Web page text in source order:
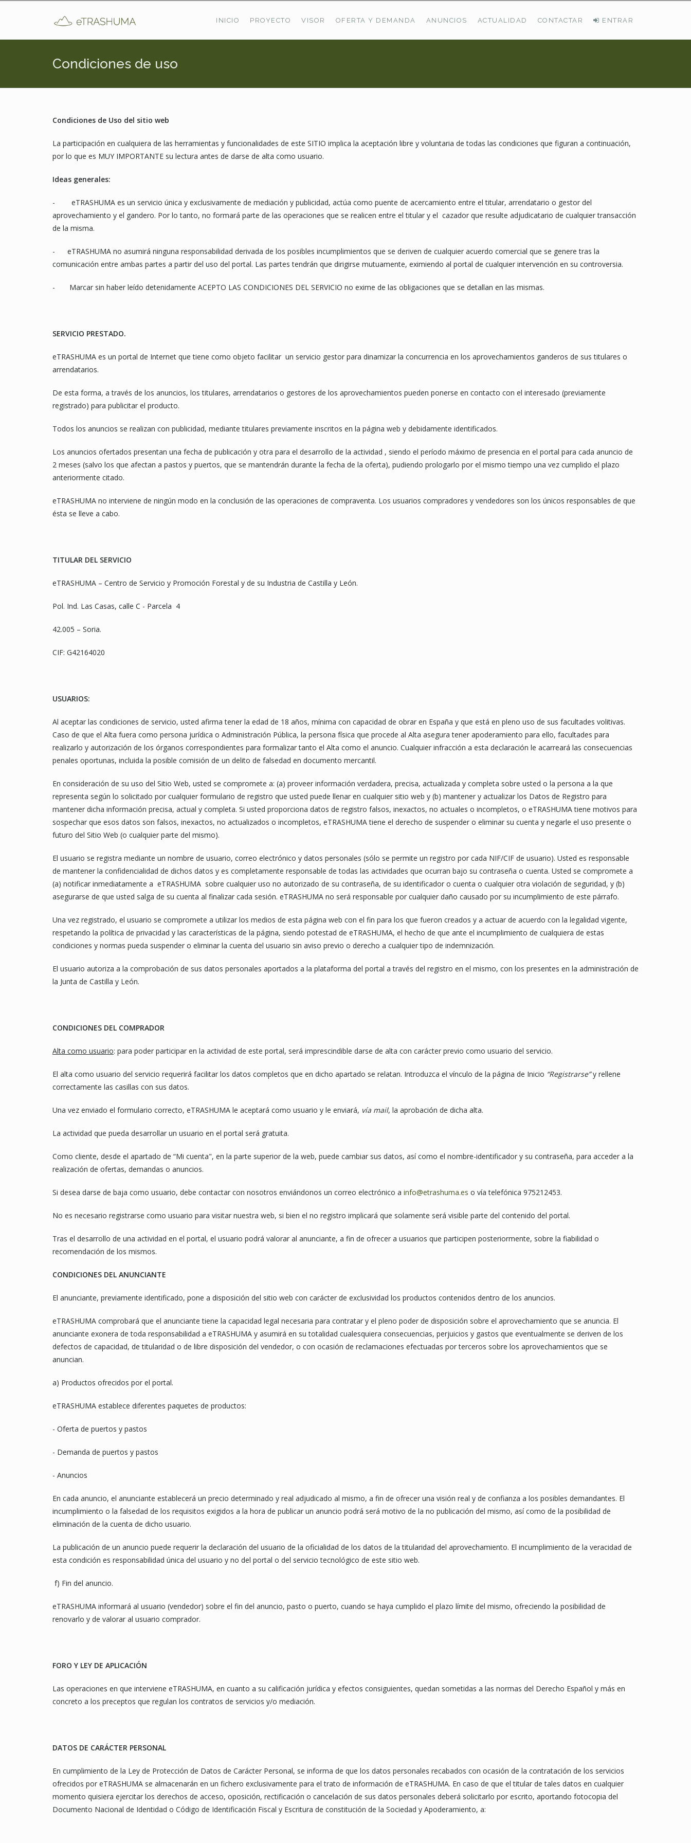
INICIO PROYECTO VISOR OFERTA Y DEMANDA ANUNCIOS ACTUALIDAD CONTACTAR ENTRAR
Condiciones de uso
Condiciones de Uso del sitio web
La participación en cualquiera de las herramientas y funcionalidades de este SITIO implica la aceptación libre y voluntaria de todas las condiciones que figuran a continuación,
por lo que es MUY IMPORTANTE su lectura antes de darse de alta como usuario.
Ideas generales:
- eTRASHUMA es un servicio única y exclusivamente de mediación y publicidad, actúa como puente de acercamiento entre el titular, arrendatario o gestor del
aprovechamiento y el gandero. Por lo tanto, no formará parte de las operaciones que se realicen entre el titular y el cazador que resulte adjudicatario de cualquier transacción
de la misma.
- eTRASHUMA no asumirá ninguna responsabilidad derivada de los posibles incumplimientos que se deriven de cualquier acuerdo comercial que se genere tras la
comunicación entre ambas partes a partir del uso del portal. Las partes tendrán que dirigirse mutuamente, eximiendo al portal de cualquier intervención en su controversia.
- Marcar sin haber leído detenidamente ACEPTO LAS CONDICIONES DEL SERVICIO no exime de las obligaciones que se detallan en las mismas.
SERVICIO PRESTADO.
eTRASHUMA es un portal de Internet que tiene como objeto facilitar un servicio gestor para dinamizar la concurrencia en los aprovechamientos ganderos de sus titulares o
arrendatarios.
De esta forma, a través de los anuncios, los titulares, arrendatarios o gestores de los aprovechamientos pueden ponerse en contacto con el interesado (previamente
registrado) para publicitar el producto.
Todos los anuncios se realizan con publicidad, mediante titulares previamente inscritos en la página web y debidamente identificados.
Los anuncios ofertados presentan una fecha de publicación y otra para el desarrollo de la actividad , siendo el período máximo de presencia en el portal para cada anuncio de
2 meses (salvo los que afectan a pastos y puertos, que se mantendrán durante la fecha de la oferta), pudiendo prologarlo por el mismo tiempo una vez cumplido el plazo
anteriormente citado.
eTRASHUMA no interviene de ningún modo en la conclusión de las operaciones de compraventa. Los usuarios compradores y vendedores son los únicos responsables de que
ésta se lleve a cabo.
TITULAR DEL SERVICIO
eTRASHUMA – Centro de Servicio y Promoción Forestal y de su Industria de Castilla y León.
Pol. Ind. Las Casas, calle C - Parcela 4
42.005 – Soria.
CIF: G42164020
USUARIOS:
Al aceptar las condiciones de servicio, usted afirma tener la edad de 18 años, mínima con capacidad de obrar en España y que está en pleno uso de sus facultades volitivas.
Caso de que el Alta fuera como persona jurídica o Administración Pública, la persona física que procede al Alta asegura tener apoderamiento para ello, facultades para
realizarlo y autorización de los órganos correspondientes para formalizar tanto el Alta como el anuncio. Cualquier infracción a esta declaración le acarreará las consecuencias
penales oportunas, incluida la posible comisión de un delito de falsedad en documento mercantil.
En consideración de su uso del Sitio Web, usted se compromete a: (a) proveer información verdadera, precisa, actualizada y completa sobre usted o la persona a la que
representa según lo solicitado por cualquier formulario de registro que usted puede llenar en cualquier sitio web y (b) mantener y actualizar los Datos de Registro para
mantener dicha información precisa, actual y completa. Si usted proporciona datos de registro falsos, inexactos, no actuales o incompletos, o eTRASHUMA tiene motivos para
sospechar que esos datos son falsos, inexactos, no actualizados o incompletos, eTRASHUMA tiene el derecho de suspender o eliminar su cuenta y negarle el uso presente o
futuro del Sitio Web (o cualquier parte del mismo).
El usuario se registra mediante un nombre de usuario, correo electrónico y datos personales (sólo se permite un registro por cada NIF/CIF de usuario). Usted es responsable
de mantener la confidencialidad de dichos datos y es completamente responsable de todas las actividades que ocurran bajo su contraseña o cuenta. Usted se compromete a
(a) notificar inmediatamente a eTRASHUMA sobre cualquier uso no autorizado de su contraseña, de su identificador o cuenta o cualquier otra violación de seguridad, y (b)
asegurarse de que usted salga de su cuenta al finalizar cada sesión. eTRASHUMA no será responsable por cualquier daño causado por su incumplimiento de este párrafo.
Una vez registrado, el usuario se compromete a utilizar los medios de esta página web con el fin para los que fueron creados y a actuar de acuerdo con la legalidad vigente,
respetando la política de privacidad y las características de la página, siendo potestad de eTRASHUMA, el hecho de que ante el incumplimiento de cualquiera de estas
condiciones y normas pueda suspender o eliminar la cuenta del usuario sin aviso previo o derecho a cualquier tipo de indemnización.
El usuario autoriza a la comprobación de sus datos personales aportados a la plataforma del portal a través del registro en el mismo, con los presentes en la administración de
la Junta de Castilla y León.
CONDICIONES DEL COMPRADOR
Alta como usuario: para poder participar en la actividad de este portal, será imprescindible darse de alta con carácter previo como usuario del servicio.
El alta como usuario del servicio requerirá facilitar los datos completos que en dicho apartado se relatan. Introduzca el vínculo de la página de Inicio “Registrarse”y rellene
correctamente las casillas con sus datos.
Una vez enviado el formulario correcto, eTRASHUMA le aceptará como usuario y le enviará, vía mail, la aprobación de dicha alta.
La actividad que pueda desarrollar un usuario en el portal será gratuita.
Como cliente, desde el apartado de “Mi cuenta", en la parte superior de la web, puede cambiar sus datos, así como el nombre-identificador y su contraseña, para acceder a la
realización de ofertas, demandas o anuncios.
Si desea darse de baja como usuario, debe contactar con nosotros enviándonos un correo electrónico a info@etrashuma.es o vía telefónica 975212453.
No es necesario registrarse como usuario para visitar nuestra web, si bien el no registro implicará que solamente será visible parte del contenido del portal.
Tras el desarrollo de una actividad en el portal, el usuario podrá valorar al anunciante, a fin de ofrecer a usuarios que participen posteriormente, sobre la fiabilidad o
recomendación de los mismos.
CONDICIONES DEL ANUNCIANTE
El anunciante, previamente identificado, pone a disposición del sitio web con carácter de exclusividad los productos contenidos dentro de los anuncios.
eTRASHUMA comprobará que el anunciante tiene la capacidad legal necesaria para contratar y el pleno poder de disposición sobre el aprovechamiento que se anuncia. El
anunciante exonera de toda responsabilidad a eTRASHUMA y asumirá en su totalidad cualesquiera consecuencias, perjuicios y gastos que eventualmente se deriven de los
defectos de capacidad, de titularidad o de libre disposición del vendedor, o con ocasión de reclamaciones efectuadas por terceros sobre los aprovechamientos que se
anuncian.
a) Productos ofrecidos por el portal.
eTRASHUMA establece diferentes paquetes de productos:
- Oferta de puertos y pastos
- Demanda de puertos y pastos
- Anuncios
En cada anuncio, el anunciante establecerá un precio determinado y real adjudicado al mismo, a fin de ofrecer una visión real y de confianza a los posibles demandantes. El
incumplimiento o la falsedad de los requisitos exigidos a la hora de publicar un anuncio podrá será motivo de la no publicación del mismo, así como de la posibilidad de
eliminación de la cuenta de dicho usuario.
La publicación de un anuncio puede requerir la declaración del usuario de la oficialidad de los datos de la titularidad del aprovechamiento. El incumplimiento de la veracidad de
esta condición es responsabilidad única del usuario y no del portal o del servicio tecnológico de este sitio web.
f) Fin del anuncio.
eTRASHUMA informará al usuario (vendedor) sobre el fin del anuncio, pasto o puerto, cuando se haya cumplido el plazo límite del mismo, ofreciendo la posibilidad de
renovarlo y de valorar al usuario comprador.
FORO Y LEY DE APLICACIÓN
Las operaciones en que interviene eTRASHUMA, en cuanto a su calificación jurídica y efectos consiguientes, quedan sometidas a las normas del Derecho Español y más en
concreto a los preceptos que regulan los contratos de servicios y/o mediación.
DATOS DE CARÁCTER PERSONAL
En cumplimiento de la Ley de Protección de Datos de Carácter Personal, se informa de que los datos personales recabados con ocasión de la contratación de los servicios
ofrecidos por eTRASHUMA se almacenarán en un fichero exclusivamente para el trato de información de eTRASHUMA. En caso de que el titular de tales datos en cualquier
momento quisiera ejercitar los derechos de acceso, oposición, rectificación o cancelación de sus datos personales deberá solicitarlo por escrito, aportando fotocopia del
Documento Nacional de Identidad o Código de Identificación Fiscal y Escritura de constitución de la Sociedad y Apoderamiento, a: